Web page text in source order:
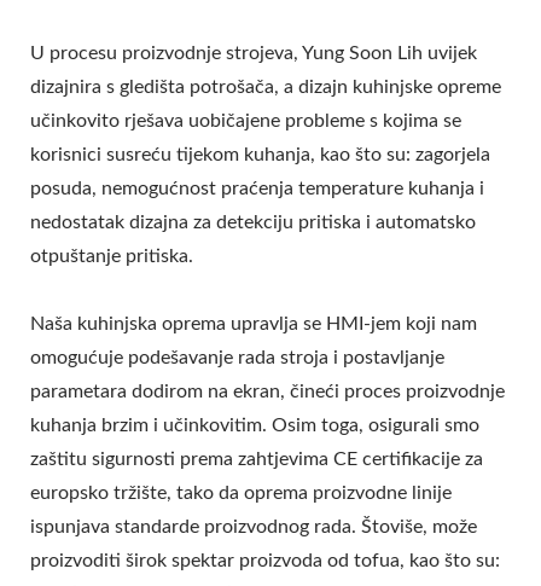
SOJINO MESO, STROJ ZA
SOJINO MLIJEKO I TOFU,
OPREMA ZA TOFU,
TVORNICA TOFUA,
STROJ ZA TOFU, STROJ
ZA TOFU NA PRODAJU,
PROIZVOĐAČ STROJEVA
ZA TOFU, PROIZVOĐAČ
TOFUA, CIJENA STROJA
ZA TOFU, STROJEVI ZA
TOFU, STROJEVI I
U procesu proizvodnje strojeva, Yung Soon Lih uvijek
dizajnira s gledišta potrošača, a dizajn kuhinjske opreme
učinkovito rješava uobičajene probleme s kojima se
korisnici susreću tijekom kuhanja, kao što su: zagorjela
posuda, nemogućnost praćenja temperature kuhanja i
nedostatak dizajna za detekciju pritiska i automatsko
otpuštanje pritiska.
Naša kuhinjska oprema upravlja se HMI-jem koji nam
omogućuje podešavanje rada stroja i postavljanje
parametara dodirom na ekran, čineći proces proizvodnje
kuhanja brzim i učinkovitim. Osim toga, osigurali smo
zaštitu sigurnosti prema zahtjevima CE certifikacije za
europsko tržište, tako da oprema proizvodne linije
ispunjava standarde proizvodnog rada. Štoviše, može
proizvoditi širok spektar proizvoda od tofua, kao što su: